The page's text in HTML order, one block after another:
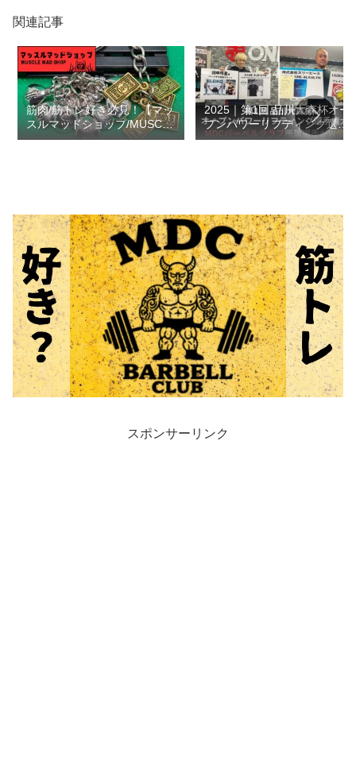
関連記事
筋肉/筋トレ好き必見！【マッ
スルマッドショップ/MUSCLE
MAD SHOP】がメルカリを盛
2025｜第1回 品川大森杯オー
プンパワーリフティング選手
権大会｜MDCバーベルクラブ
スポンサーリンク